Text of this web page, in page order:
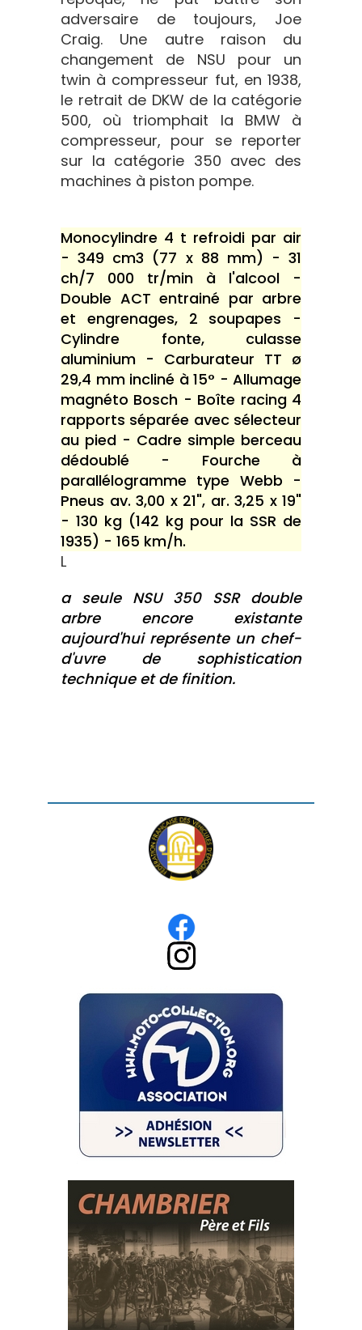
adversaire de toujours, Joe
Craig. Une autre raison du
changement de NSU pour un
twin à compresseur fut, en 1938,
le retrait de DKW de la catégorie
500, où triomphait la BMW à
compresseur, pour se reporter
sur la catégorie 350 avec des
machines à piston pompe.
Monocylindre 4 t refroidi par air
- 349 cm3 (77 x 88 mm) - 31
ch/7 000 tr/min à l'alcool -
Double ACT entrainé par arbre
et engrenages, 2 soupapes -
Cylindre fonte, culasse
aluminium - Carburateur TT ø
29,4 mm incliné à 15° - Allumage
magnéto Bosch - Boîte racing 4
rapports séparée avec sélecteur
au pied - Cadre simple berceau
dédoublé - Fourche à
parallélogramme type Webb -
Pneus av. 3,00 x 21", ar. 3,25 x 19"
- 130 kg (142 kg pour la SSR de
1935) - 165 km/h.
L
a seule NSU 350 SSR double
arbre encore existante
aujourd'hui représente un chef-
d'uvre de sophistication
technique et de finition.